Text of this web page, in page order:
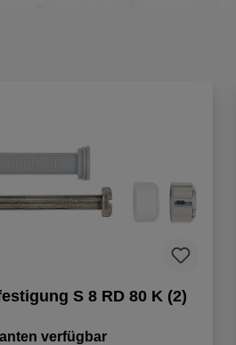
S 8 RD 80 K (2)
verfügbar